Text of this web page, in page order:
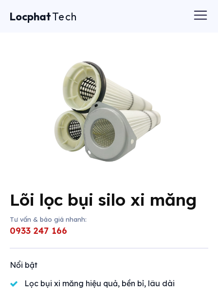
LocphatTech
Lõi lọc bụi silo xi măng
Tư vấn & báo giá nhanh:
0933 247 166
Nổi bật
Lọc bụi xi măng hiệu quả, bền bỉ, lâu dài